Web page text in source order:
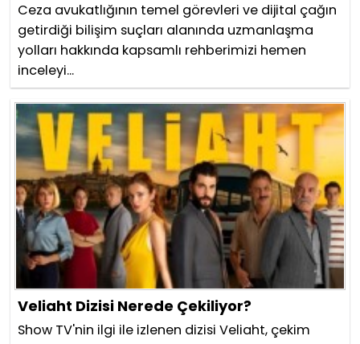
Ceza avukatlığının temel görevleri ve dijital çağın
getirdiği bilişim suçları alanında uzmanlaşma
yolları hakkında kapsamlı rehberimizi hemen
inceleyi...
Veliaht Dizisi Nerede Çekiliyor?
Show TV'nin ilgi ile izlenen dizisi Veliaht, çekim